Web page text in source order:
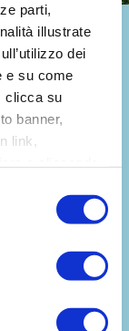
parti,
illustrate
dei
e su come
clicca su
banner,
link,
di respirare
ufficio. Un
dellaqualità
negli
e consigli di
contro muffe e
salute nostra e